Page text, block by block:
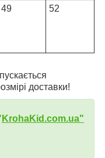
49 52
доставки!
KrohaKid.com.ua"